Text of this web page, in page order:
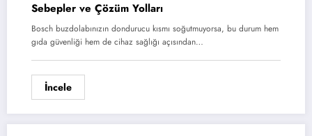
Sebepler ve Çözüm Yolları
Bosch buzdolabınızın dondurucu kısmı soğutmuyorsa, bu durum hem
gıda güvenliği hem de cihaz sağlığı açısından…
İncele